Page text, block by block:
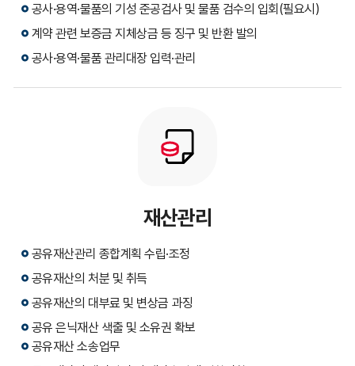
공사·용역·물품의 기성 준공검사 및 물품 검수의 입회(필요시)
계약 관련 보증금 지체상금 등 징구 및 반환 발의
공사·용역·물품 관리대장 입력·관리
재산관리
공유재산관리 종합계획 수립·조정
공유재산의 처분 및 취득
공유재산의 대부료 및 변상금 과징
공유 은닉재산 색출 및 소유권 확보
공유재산 소송업무